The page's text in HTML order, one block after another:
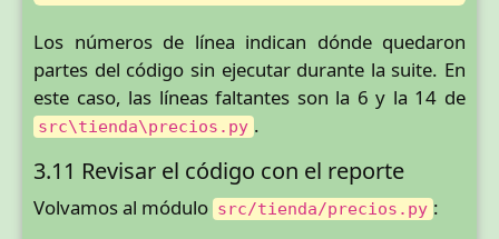
Los números de línea indican dónde quedaron
partes del código sin ejecutar durante la suite. En
este caso, las líneas faltantes son la 6 y la 14 de
src\tienda\precios.py .
3.11 Revisar el código con el reporte
Volvamos al módulo src/tienda/precios.py :